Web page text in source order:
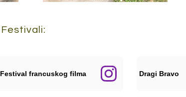
Festivali:
Festival francuskog filma Dragi Bravo